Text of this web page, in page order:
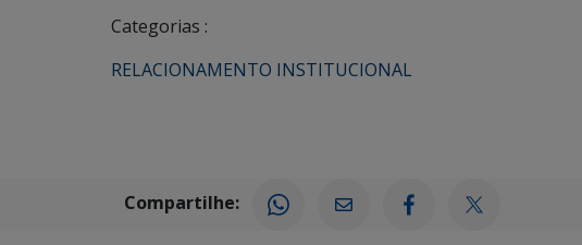
Categorias :
RELACIONAMENTO INSTITUCIONAL
Compartilhe: